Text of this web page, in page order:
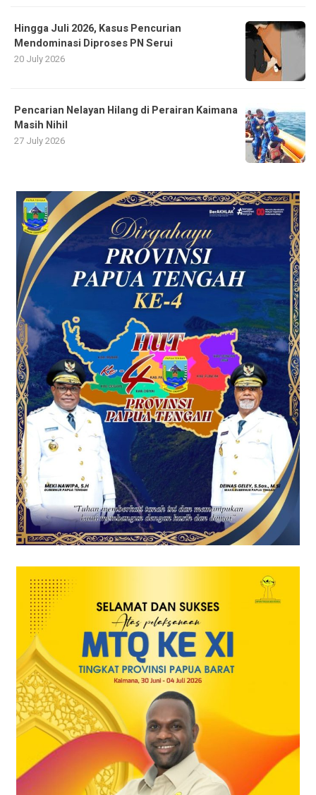
Hingga Juli 2026, Kasus Pencurian
Mendominasi Diproses PN Serui
20 July 2026
Pencarian Nelayan Hilang di Perairan Kaimana
Masih Nihil
27 July 2026